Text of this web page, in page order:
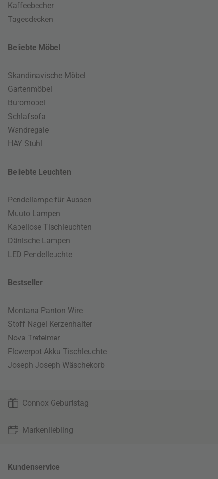
Kaffeebecher
Tagesdecken
Beliebte Möbel
Skandinavische Möbel
Gartenmöbel
Büromöbel
Schlafsofa
Wandregale
HAY Stuhl
Beliebte Leuchten
Pendellampe für Aussen
Muuto Lampen
Kabellose Tischleuchten
Dänische Lampen
LED Pendelleuchte
Bestseller
Montana Panton Wire
Stoff Nagel Kerzenhalter
Nova Treteimer
Flowerpot Akku Tischleuchte
Joseph Joseph Wäschekorb
Connox Geburtstag
Markenliebling
Kundenservice